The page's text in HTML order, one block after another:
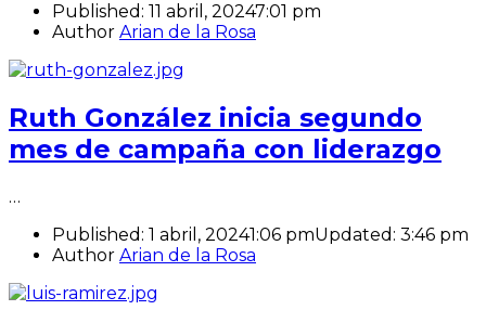
Published: 11 abril, 20247:01 pm
Author Arian de la Rosa
Ruth González inicia segundo
mes de campaña con liderazgo
…
Published: 1 abril, 20241:06 pmUpdated: 3:46 pm
Author Arian de la Rosa